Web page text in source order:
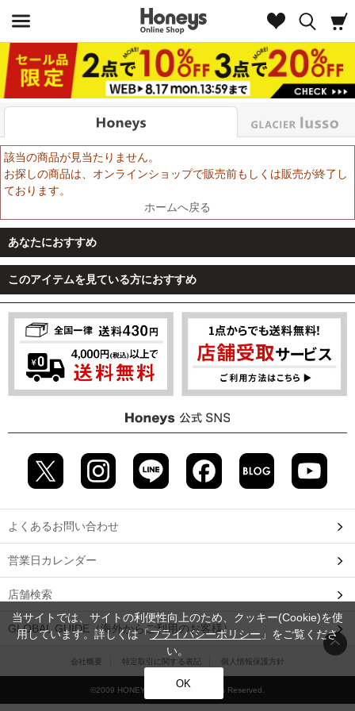
該当の商品が見当たりません。
お探しの商品は、オンラインショップで販売前もしくは販売が終了し
ております。
ホームへ戻る
あなたにおすすめ
このアイテムを見ている方におすすめ
よくあるお問い合わせ
営業日カレンダー
店舗検索
GLOBAL GUIDE（海外からご利用のお客様）
会社概要 特定取引に関する表記 個人情報保護方針
©2009 HONEYS CO., LTD. All Rights Reserved.
当サイトでは、サイトの利便性向上のため、クッキー(Cookie)を使
用しています。詳しくは「プライバシーポリシー 」をご覧くださ
い。
OK